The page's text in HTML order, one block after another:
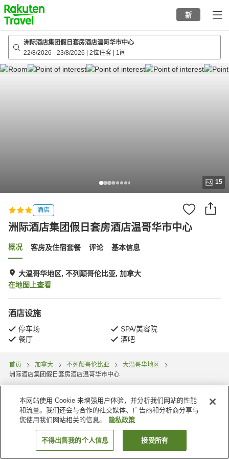
to
top
page
新
洲际酒店集团假日套房酒店温哥华市中心
22/8/2026 - 23/8/2026 2位住客 1间
15
酒店
洲际酒店集团假日套房酒店温哥华市中心
概况 客房及住宿套餐 评论 基本信息
大温哥华地区, 不列颠哥伦比亚, 加拿大
在地图上查看
酒店设施
停车场
SPA/美容院
餐厅
酒吧
首页 加拿大 不列颠哥伦比亚
大温哥华地区
洲际酒店集团假日套房酒店温哥华市中心
搜索客房
本网站使用 Cookie 来增强用户体验，并分析我们网站的性能
和流量。我们还会与合作的社交媒体、广告商和分析商分享与
您使用我们网站相关的信息。
隐私政策
不得出售我的个人信息 接受所有